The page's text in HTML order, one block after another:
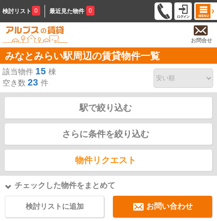
検討リスト 0 最近見た物件 0
お問合せ
みなとみらい駅周辺の賃貸物件一覧
該当物件 15 棟
空き数 23 件
駅で絞り込む
さらに条件を絞り込む
物件リクエスト
チェックした物件をまとめて
検討リストに追加 お問い合わせ